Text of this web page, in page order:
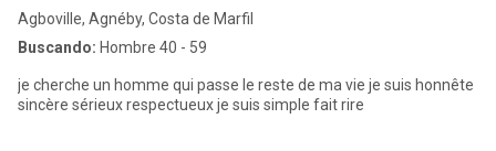
Agboville, Agnéby, Costa de Marfil
Buscando: Hombre 40 - 59
je cherche un homme qui passe le reste de ma vie je suis honnête
sincère sérieux respectueux je suis simple fait rire